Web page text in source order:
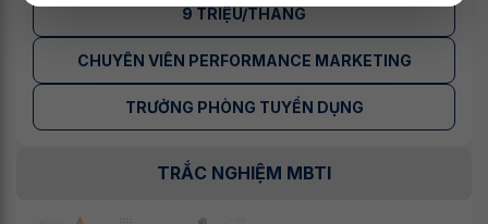
9 TRIỆU/THÁNG
CHUYÊN VIÊN PERFORMANCE MARKETING
TRƯỞNG PHÒNG TUYỂN DỤNG
TRẮC NGHIỆM MBTI